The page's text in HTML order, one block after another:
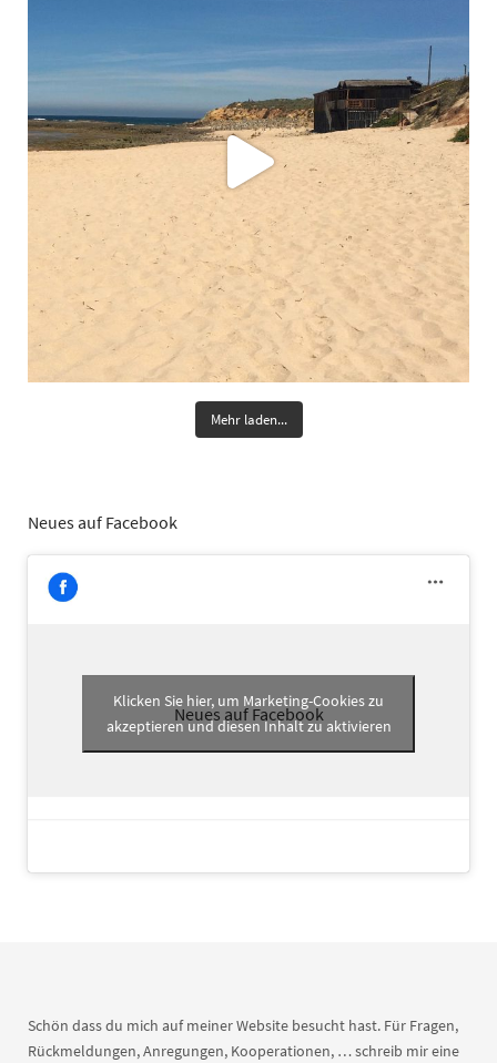
Mehr laden...
Neues auf Facebook
Neues auf Facebook
Klicken Sie hier, um Marketing-Cookies zu
akzeptieren und diesen Inhalt zu aktivieren
Schön dass du mich auf meiner Website besucht hast. Für Fragen,
Rückmeldungen, Anregungen, Kooperationen, … schreib mir eine